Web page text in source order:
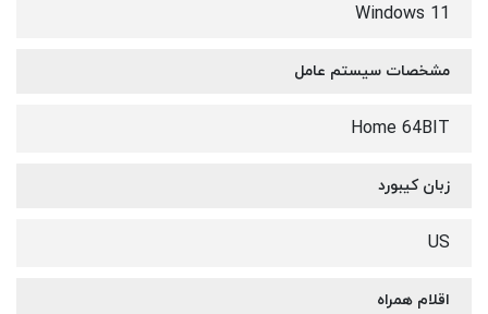
Windows 11
مشخصات سیستم عامل
Home 64BIT
زبان کیبورد
US
اقلام همراه